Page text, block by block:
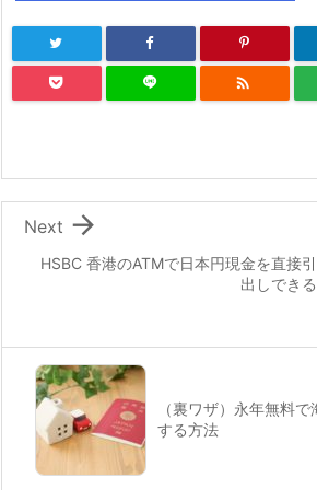

HSBC 香港のATMで日本円現金を直接
出しでき

Next
（裏ワザ）永年無料
する方法